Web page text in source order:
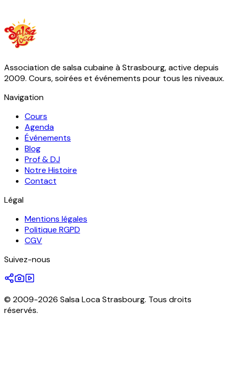
Association de salsa cubaine à Strasbourg, active depuis
2009. Cours, soirées et événements pour tous les niveaux.
Navigation
Cours
Agenda
Événements
Blog
Prof & DJ
Notre Histoire
Contact
Légal
Mentions légales
Politique RGPD
CGV
Suivez-nous
© 2009-2026 Salsa Loca Strasbourg. Tous droits
réservés.